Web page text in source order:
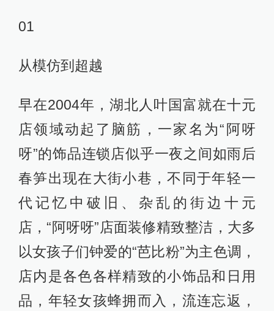
01
从模仿到超越
早在2004年，湖北人叶国富就在十元
店领域动起了脑筋，一家名为“阿呀
呀”的饰品连锁店似乎一夜之间如雨后
春笋出现在大街小巷，不同于年轻一
代记忆中破旧、杂乱的街边十元
店，“阿呀呀”店面装修精致整洁，大多
以女孩子们钟爱的“芭比粉”为主色调，
店内是各色各样精致的小饰品和日用
品，年轻女孩蜂拥而入，流连忘返，